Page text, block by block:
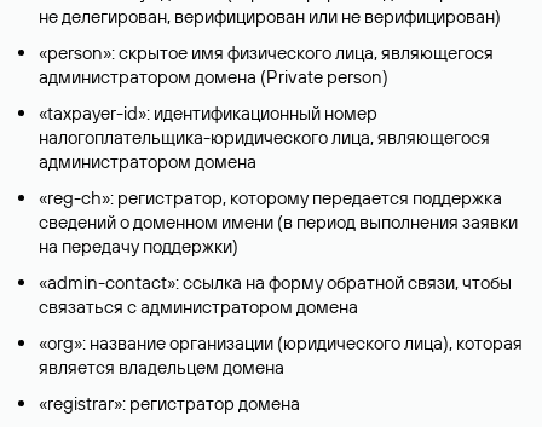
не делегирован, верифицирован или не верифицирован)
«person»: скрытое имя физического лица, являющегося
администратором домена (Privatе person)
«taxpayer-id»: идентификационный номер
налогоплательщика-юридического лица, являющегося
администратором домена
«reg-ch»: регистратор, которому передается поддержка
сведений о доменном имени (в период выполнения заявки
на передачу поддержки)
«admin-contact»: ссылка на форму обратной связи, чтобы
связаться с администратором домена
«org»: название организации (юридического лица), которая
является владельцем домена
«registrar»: регистратор домена